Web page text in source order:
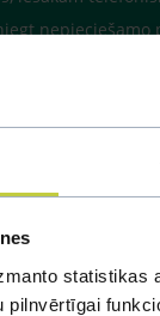
statistikas
pilnvērtīgai
nepieciešamo